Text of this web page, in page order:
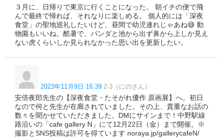
３月に、日帰りで東京に行くことになった。 朝イチの便で飛
んで最終で帰れば、それなりに楽しめる。 個人的には「深夜
食堂」の聖地巡礼したいけど、昼間で幼児連れじゃあね😅 動
物園もいいね。酷暑で、パンダと池から出ず鼻から上しか見え
ない虎くらいしか見られなかった思い出を更新したい。
2023年11月9日 16:39 2-3（にのさん）
安倍夜郎先生の【深夜食堂・たそがれ優作 原画展】へ。初日
なので何と先生が在廊されていました。その上、貴重なお話の
数々を聞かせていただきました。DMにサインまで！中野駅線
路沿いの「cafe gallery N」にて12月22日（金）まで開催。※
撮影とSNS投稿は許可を得ています noraya.jp/gallerycafeN/